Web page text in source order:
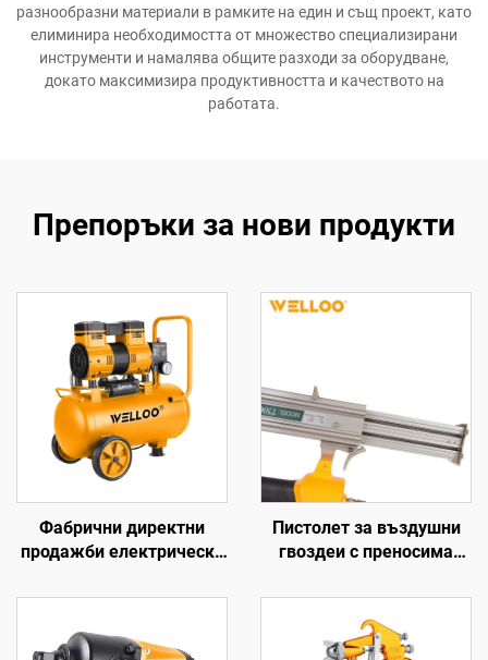
разнообразни материали в рамките на един и същ проект, като
елиминира необходимостта от множество специализирани
инструменти и намалява общите разходи за оборудване,
докато максимизира продуктивността и качеството на
работата.
Препоръки за нови продукти
Фабрични директни
продажби електрически
въздушен обем 100л/
електрически въздушно
Пистолет за въздушни
гвоздеи с преносима
мощност ръчен пистолет
за гвоздеи